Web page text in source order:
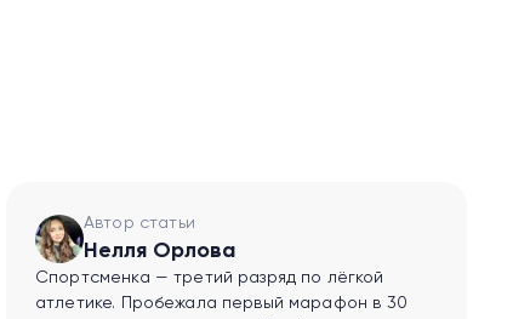
Автор статьи
Нелля Орлова
Спортсменка — третий разряд по лёгкой
атлетике. Пробежала первый марафон в 30